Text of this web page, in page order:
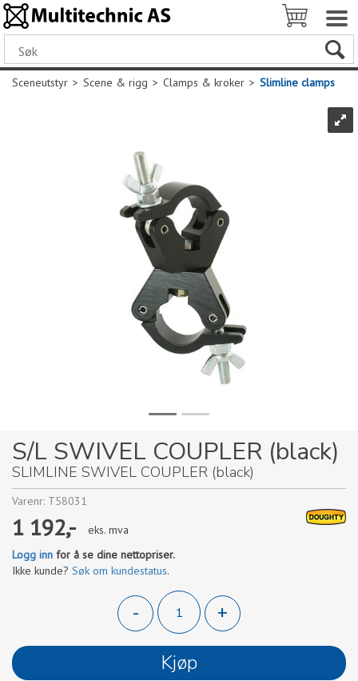
Sceneutstyr>Scene & rigg>Clamps & kroker>Slimline clamps
S/L SWIVEL COUPLER (black)
SLIMLINE SWIVEL COUPLER (black)
Varenr: T58031
1 192,-
eks. mva
Logg inn for å se dine nettopriser.
Ikke kunde? Søk om kundestatus.
-
+
Kjøp